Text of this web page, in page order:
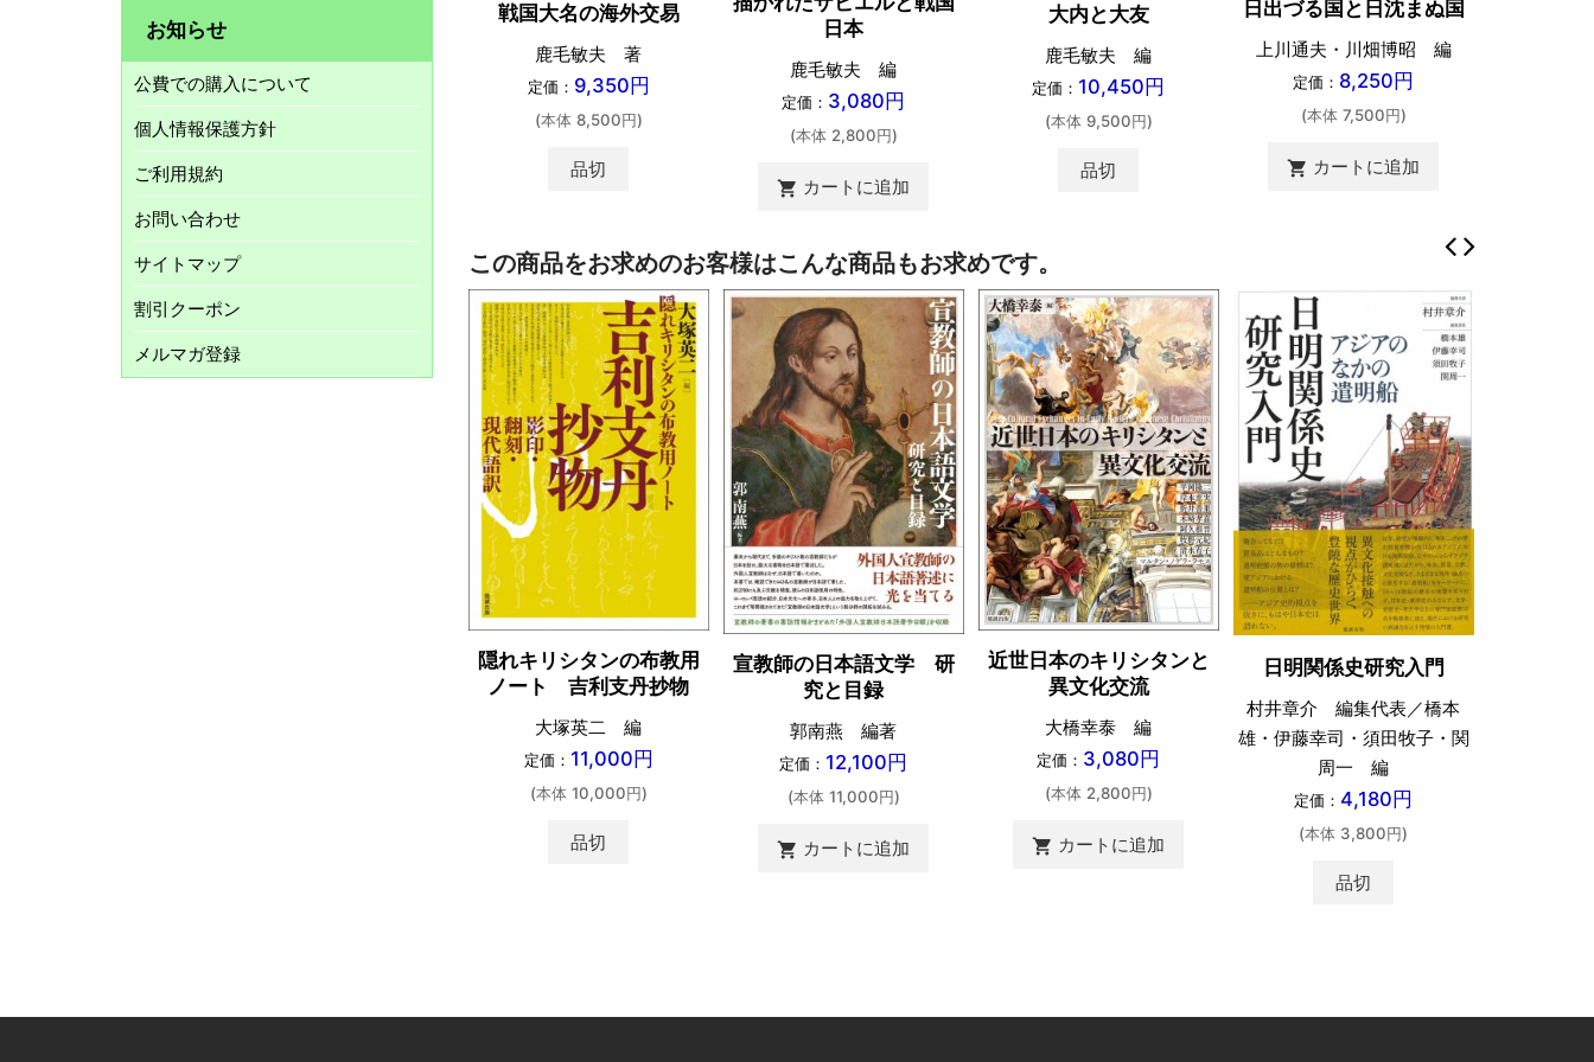
戦国大名の海外交易
鹿毛敏夫 著
定価： 9,350円
(本体 8,500円)
品切
日本
鹿毛敏夫 編
定価： 3,080円
(本体 2,800円)
shopping_cart カートに追加
大内と大友
鹿毛敏夫 編
定価： 10,450円
(本体 9,500円)
品切
日出づる国と日沈まぬ国
上川通夫・川畑博昭 編
定価： 8,250円
(本体 7,500円)
shopping_cart カートに追加
この商品をお求めのお客様はこんな商品もお求めです。
隠れキリシタンの布教用
ノート 吉利支丹抄物
大塚英二 編
定価： 11,000円
(本体 10,000円)
品切
宣教師の日本語文学 研
究と目録
郭南燕 編著
定価： 12,100円
(本体 11,000円)
shopping_cart カートに追加
近世日本のキリシタンと
異文化交流
大橋幸泰 編
定価： 3,080円
(本体 2,800円)
shopping_cart カートに追加
日明関係史研究入門
村井章介 編集代表／橋本
雄・伊藤幸司・須田牧子・関
周一 編
定価： 4,180円
(本体 3,800円)
品切
お知らせ
公費での購入について
個人情報保護方針
ご利用規約
お問い合わせ
サイトマップ
割引クーポン
メルマガ登録